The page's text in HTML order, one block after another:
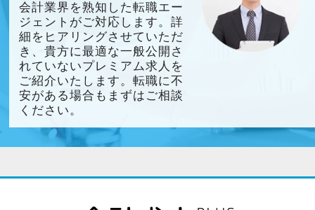
会計業界を熟知した転職エー
ジェントがご対応します。詳
細をヒアリングさせていただ
き、貴方に最適な一般公開さ
れていないプレミアム求人を
ご紹介いたします。転職に不
安がある場合もまずはご相談
ください。